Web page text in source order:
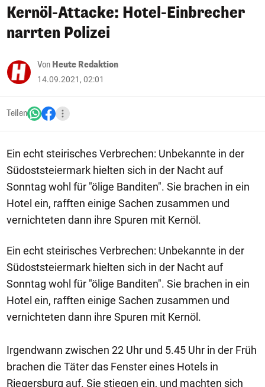
Kernöl-Attacke: Hotel-Einbrecher
narrten Polizei
Von Heute Redaktion
14.09.2021, 02:01
Teilen
Ein echt steirisches Verbrechen: Unbekannte in der
Südoststeiermark hielten sich in der Nacht auf
Sonntag wohl für "ölige Banditen". Sie brachen in ein
Hotel ein, rafften einige Sachen zusammen und
vernichteten dann ihre Spuren mit Kernöl.
Ein echt steirisches Verbrechen: Unbekannte in der
Südoststeiermark hielten sich in der Nacht auf
Sonntag wohl für "ölige Banditen". Sie brachen in ein
Hotel ein, rafften einige Sachen zusammen und
vernichteten dann ihre Spuren mit Kernöl.
Irgendwann zwischen 22 Uhr und 5.45 Uhr in der Früh
brachen die Täter das Fenster eines Hotels in
Riegersburg auf. Sie stiegen ein, und machten sich